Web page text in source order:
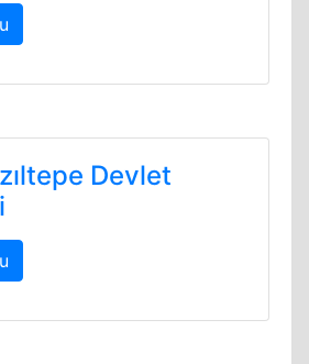
Devlet